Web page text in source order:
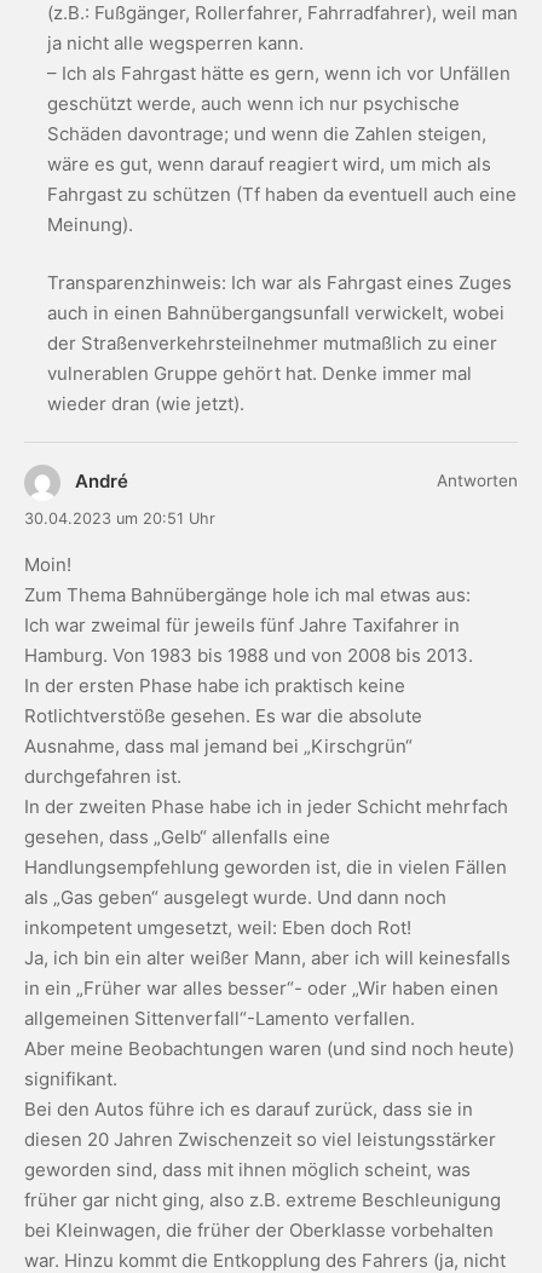
(z.B.: Fußgänger, Rollerfahrer, Fahrradfahrer), weil man
ja nicht alle wegsperren kann.
– Ich als Fahrgast hätte es gern, wenn ich vor Unfällen
geschützt werde, auch wenn ich nur psychische
Schäden davontrage; und wenn die Zahlen steigen,
wäre es gut, wenn darauf reagiert wird, um mich als
Fahrgast zu schützen (Tf haben da eventuell auch eine
Meinung).
Transparenzhinweis: Ich war als Fahrgast eines Zuges
auch in einen Bahnübergangsunfall verwickelt, wobei
der Straßenverkehrsteilnehmer mutmaßlich zu einer
vulnerablen Gruppe gehört hat. Denke immer mal
wieder dran (wie jetzt).
André
30.04.2023 um 20:51 Uhr
Moin!
Zum Thema Bahnübergänge hole ich mal etwas aus:
Ich war zweimal für jeweils fünf Jahre Taxifahrer in
Hamburg. Von 1983 bis 1988 und von 2008 bis 2013.
In der ersten Phase habe ich praktisch keine
Rotlichtverstöße gesehen. Es war die absolute
Ausnahme, dass mal jemand bei „Kirschgrün“
durchgefahren ist.
In der zweiten Phase habe ich in jeder Schicht mehrfach
gesehen, dass „Gelb“ allenfalls eine
Handlungsempfehlung geworden ist, die in vielen Fällen
als „Gas geben“ ausgelegt wurde. Und dann noch
inkompetent umgesetzt, weil: Eben doch Rot!
Ja, ich bin ein alter weißer Mann, aber ich will keinesfalls
in ein „Früher war alles besser“- oder „Wir haben einen
allgemeinen Sittenverfall“-Lamento verfallen.
Aber meine Beobachtungen waren (und sind noch heute)
signifikant.
Bei den Autos führe ich es darauf zurück, dass sie in
diesen 20 Jahren Zwischenzeit so viel leistungsstärker
geworden sind, dass mit ihnen möglich scheint, was
früher gar nicht ging, also z.B. extreme Beschleunigung
bei Kleinwagen, die früher der Oberklasse vorbehalten
war. Hinzu kommt die Entkopplung des Fahrers (ja, nicht
Antworten